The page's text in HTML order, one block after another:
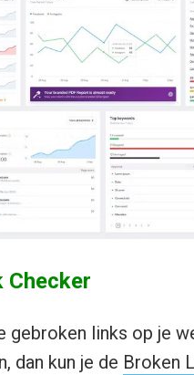
Checker
gebroken links op je
dan kun je de Broken